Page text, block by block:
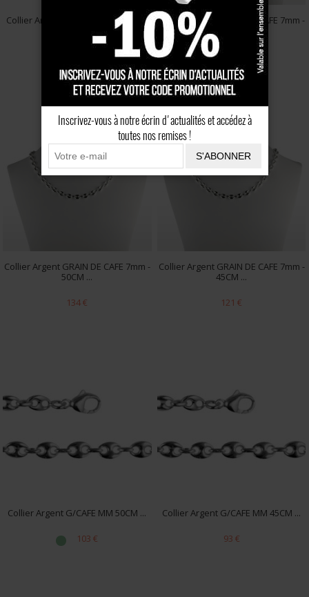
Collier Argent MARINE G-CAF 50CM
Collier Argent GRAIN DE CAFE 7mm -
Collier Argent GRAIN DE CAFE 7mm -
50CM ...
134 €
Collier Argent GRAIN DE CAFE 7mm -
45CM ...
121 €
Collier Argent G/CAFE MM 50CM ...
103 €
Collier Argent G/CAFE MM 45CM ...
93 €
Inscrivez-vous à notre écrin d'actualités et accédez à
toutes nos remises !
S'ABONNER